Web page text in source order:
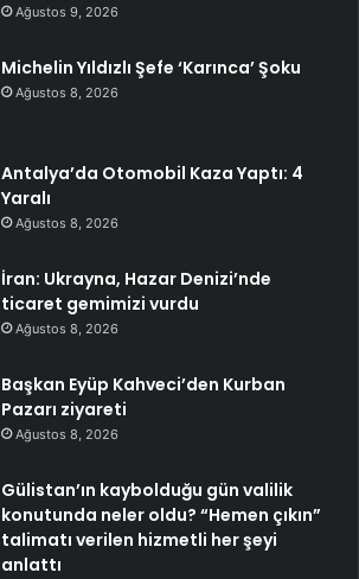
Ağustos 9, 2026
Michelin Yıldızlı Şefe ‘Karınca’ Şoku
Ağustos 8, 2026
Antalya’da Otomobil Kaza Yaptı: 4
Yaralı
Ağustos 8, 2026
İran: Ukrayna, Hazar Denizi’nde
ticaret gemimizi vurdu
Ağustos 8, 2026
Başkan Eyüp Kahveci’den Kurban
Pazarı ziyareti
Ağustos 8, 2026
Gülistan’ın kaybolduğu gün valilik
konutunda neler oldu? “Hemen çıkın”
talimatı verilen hizmetli her şeyi
anlattı